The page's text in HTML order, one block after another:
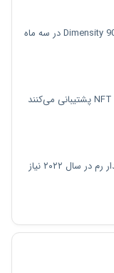
وان‌پلاس ۱۰R با تراشه‌ی Dimensity 9000 در سه ماه
گوشی‌های اندرویدی چه مقدار رم در سال ۲۰۲۲ نیاز